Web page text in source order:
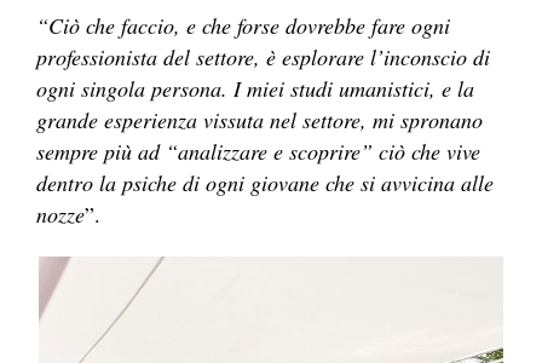
“Ciò che faccio, e che forse dovrebbe fare ogni
professionista del settore, è esplorare l’inconscio di
ogni singola persona. I miei studi umanistici, e la
grande esperienza vissuta nel settore, mi spronano
sempre più ad “analizzare e scoprire” ciò che vive
dentro la psiche di ogni giovane che si avvicina alle
nozze”.